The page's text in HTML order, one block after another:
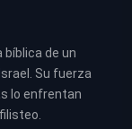
bíblica de un
Su fuerza
lo enfrentan